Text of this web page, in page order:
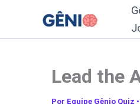
o
Lead the
Por Equipe Gênio Quiz •